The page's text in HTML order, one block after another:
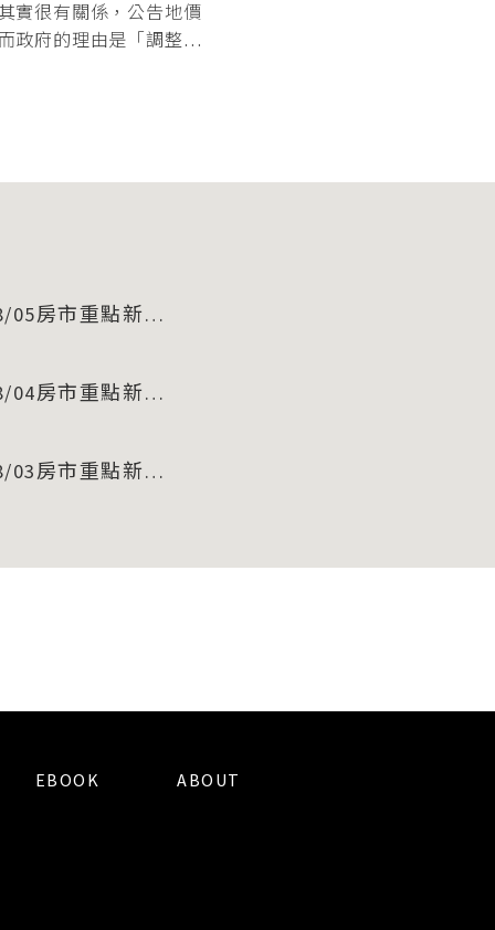
實很有關係，公告地價
政府的理由是「調整成
05房市重點新聞
04房市重點新聞
03房市重點新聞
EBOOK ABOUT